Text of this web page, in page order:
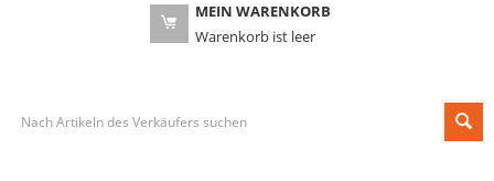
MEIN WARENKORB
Warenkorb ist leer